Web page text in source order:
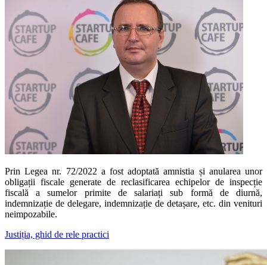
Prin Legea nr. 72/2022 a fost adoptată amnistia și anularea unor
obligații fiscale generate de reclasificarea echipelor de inspecție
fiscală a sumelor primite de salariați sub formă de diurnă,
indemnizație de delegare, indemnizație de detașare, etc. din venituri
neimpozabile.
Justiția, ghid de rele practici